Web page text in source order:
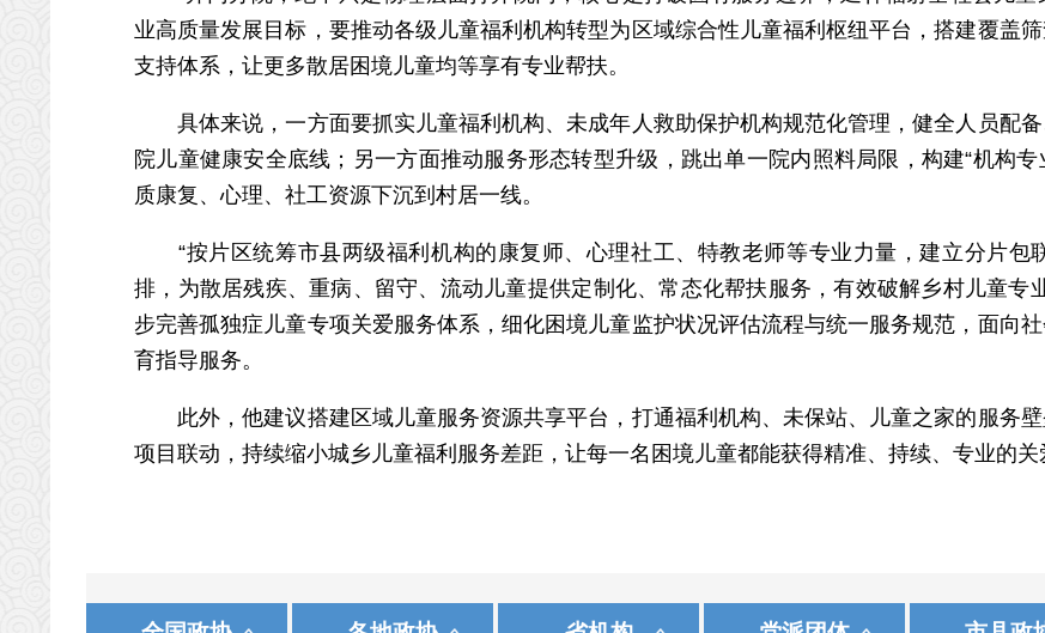
业高质量发展目标，要推动各级儿童福利机构转型为区域综合性儿童福利枢纽平台，搭建覆盖
支持体系，让更多散居困境儿童均等享有专业帮扶。
具体来说，一方面要抓实儿童福利机构、未成年人救助保护机构规范化管理，健全人员配
院儿童健康安全底线；另一方面推动服务形态转型升级，跳出单一院内照料局限，构建“机构
质康复、心理、社工资源下沉到村居一线。
“按片区统筹市县两级福利机构的康复师、心理社工、特教老师等专业力量，建立分片包
排，为散居残疾、重病、留守、流动儿童提供定制化、常态化帮扶服务，有效破解乡村儿童专
步完善孤独症儿童专项关爱服务体系，细化困境儿童监护状况评估流程与统一服务规范，面向
育指导服务。
此外，他建议搭建区域儿童服务资源共享平台，打通福利机构、未保站、儿童之家的服务
项目联动，持续缩小城乡儿童福利服务差距，让每一名困境儿童都能获得精准、持续、专业的关
北 京 | 天 津 | | | 辽 宁 吉 林
河北人大网 中共河北省委统战部 省政府办公厅
农工党河北省委员会 中国国民党革命委员会 中国民主同盟 中国民主建国会 中国民主促进
石家庄 | 承 德 | | | 唐 山 | 廊
新华网 人民网 央视网 中国日报网 光明网 中国经济网 中国新闻网
国务院政策文件库 国家统计局 中国政协文史资料数据库 河北干部网络学院 国家安全 钢铁长城 初